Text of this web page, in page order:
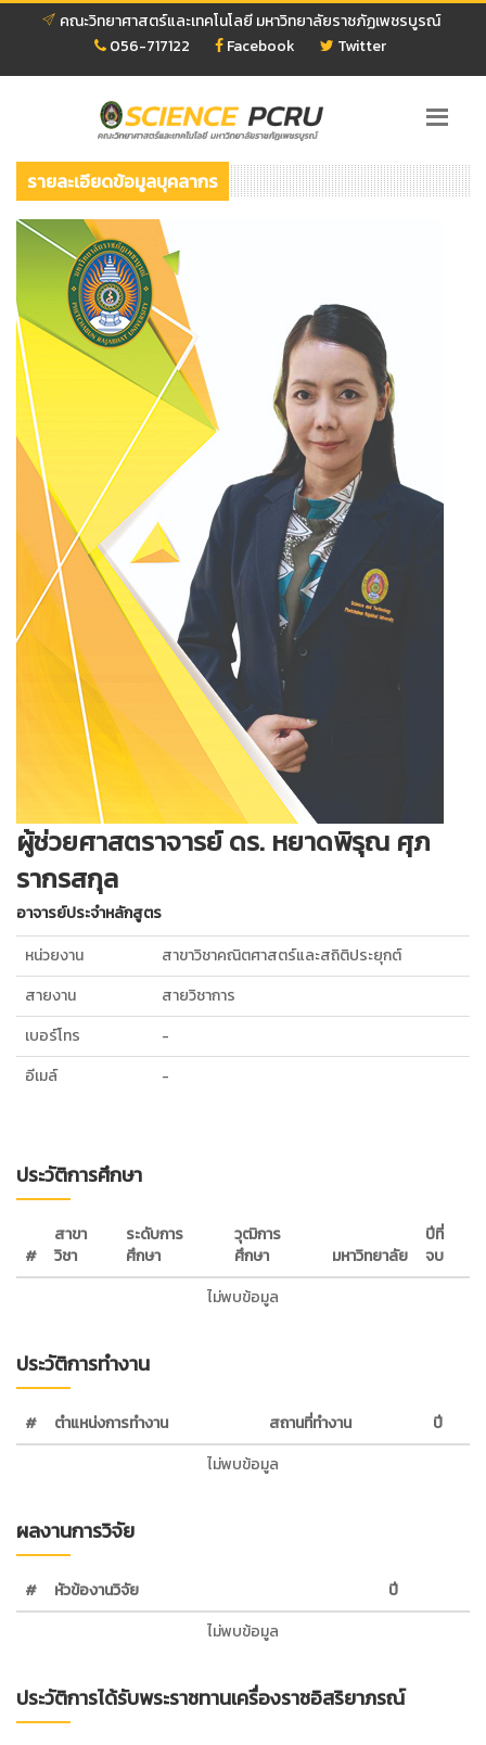
คณะวิทยาศาสตร์และเทคโนโลยี มหาวิทยาลัยราชภัฏเพชรบูรณ์
056-717122
Facebook Twitter
รายละเอียดข้อมูลบุคลากร
ผู้ช่วยศาสตราจารย์ ดร. หยาดพิรุณ ศุภ
รากรสกุล
อาจารย์ประจำหลักสูตร
หน่วยงาน
สาขาวิชาคณิตศาสตร์และสถิติประยุกต์
สายงาน
สายวิชาการ
เบอร์โทร
-
อีเมล์
-
ประวัติการศึกษา
#
สาขา
วิชา
ระดับการ
ศึกษา
วุฒิการ
ศึกษา
มหาวิทยาลัย
ปีที่
จบ
ไม่พบข้อมูล
ประวัติการทำงาน
# ตำแหน่งการทำงาน สถานที่ทำงาน
ปี
ไม่พบข้อมูล
ผลงานการวิจัย
# หัวข้องานวิจัย
ปี
ไม่พบข้อมูล
ประวัติการได้รับพระราชทานเครื่องราชอิสริยาภรณ์